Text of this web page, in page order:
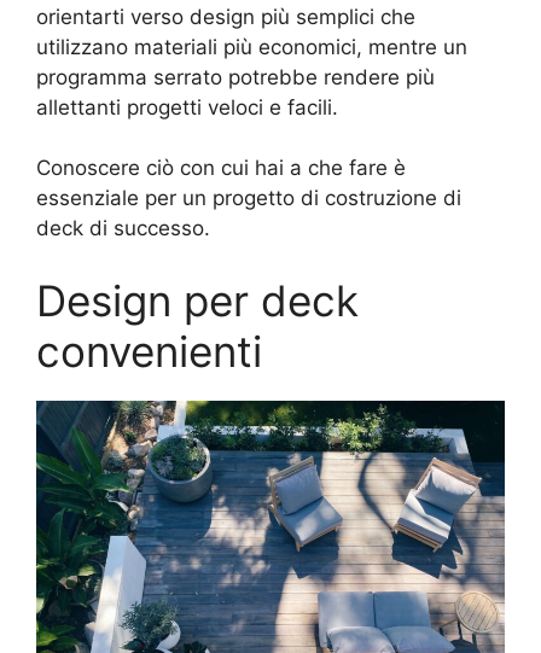
orientarti verso design più semplici che
utilizzano materiali più economici, mentre un
programma serrato potrebbe rendere più
allettanti progetti veloci e facili.
Conoscere ciò con cui hai a che fare è
essenziale per un progetto di costruzione di
deck di successo.
Design per deck
convenienti